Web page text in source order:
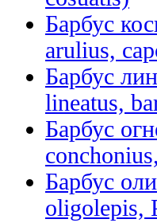
Барбус
arulius,
Барбус
lineatus,
Барбус
Барбус
oligolepis,